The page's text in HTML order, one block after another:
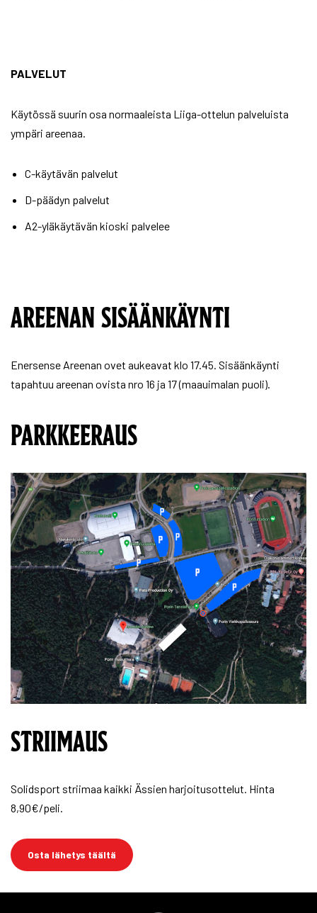
PALVELUT
Käytössä suurin osa normaaleista Liiga-ottelun palveluista
ympäri areenaa.
C-käytävän palvelut
D-päädyn palvelut
A2-yläkäytävän kioski palvelee
AREENAN SISÄÄNKÄYNTI
Enersense Areenan ovet aukeavat klo 17.45. Sisäänkäynti
tapahtuu areenan ovista nro 16 ja 17 (maauimalan puoli).
PARKKEERAUS
STRIIMAUS
Solidsport striimaa kaikki Ässien harjoitusottelut. Hinta
8,90€/peli.
Osta lähetys täältä